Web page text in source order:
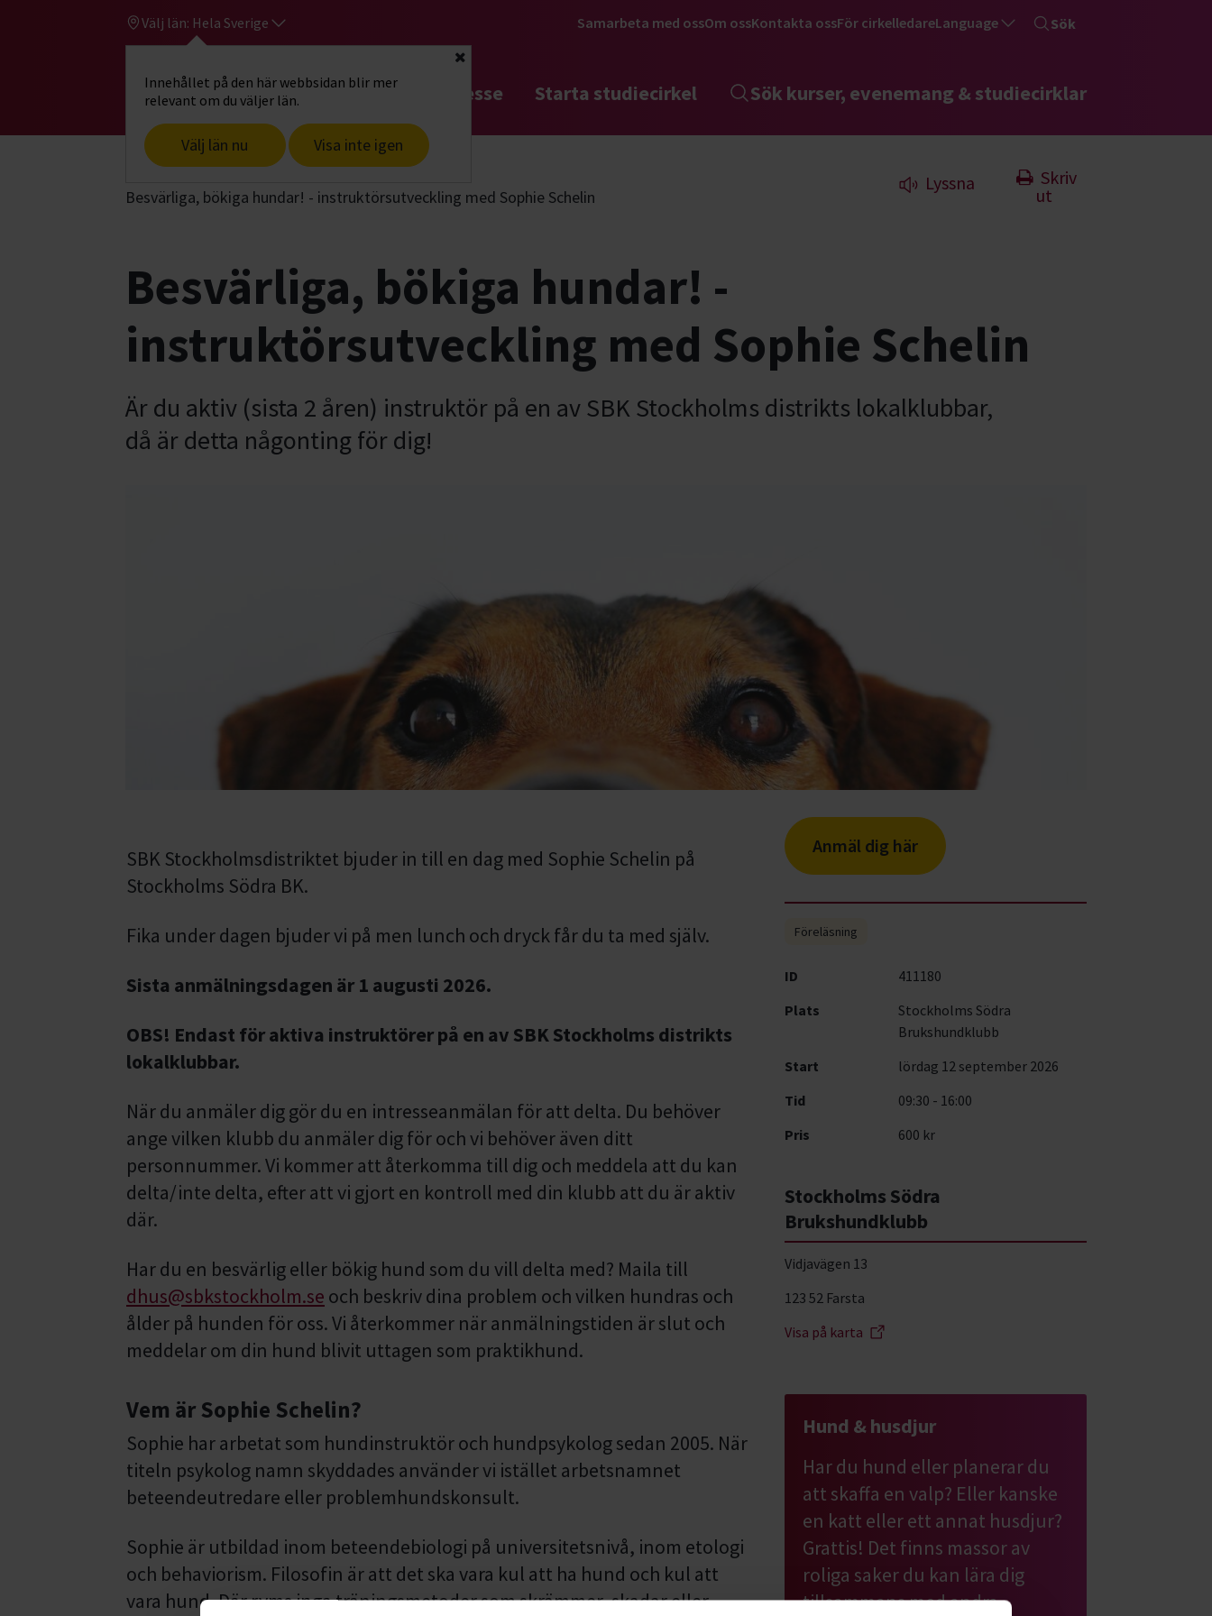
Välj län: Hela Sverige
Innehållet på den här webbsidan blir mer
relevant om du väljer län.
Välj län nu Visa inte igen
Stäng
Samarbeta med ossOm ossKontakta ossFör cirkelledareLanguage Sök
Gå till studiefrämjandets startsidaHitta intresse Starta studiecirkel Sök kurser, evenemang & studiecirklar
Start Hitta intresse
Hund & husdjur
Besvärliga, bökiga hundar! - instruktörsutveckling med Sophie Schelin
Lyssna
Skriv
ut
Besvärliga, bökiga hundar! -
instruktörsutveckling med Sophie Schelin
Är du aktiv (sista 2 åren) instruktör på en av SBK Stockholms distrikts lokalklubbar,
då är detta någonting för dig!
SBK Stockholmsdistriktet bjuder in till en dag med Sophie Schelin på
Stockholms Södra BK.
Fika under dagen bjuder vi på men lunch och dryck får du ta med själv.
Sista anmälningsdagen är 1 augusti 2026.
OBS! Endast för aktiva instruktörer på en av SBK Stockholms distrikts
lokalklubbar.
När du anmäler dig gör du en intresseanmälan för att delta. Du behöver
ange vilken klubb du anmäler dig för och vi behöver även ditt
personnummer. Vi kommer att återkomma till dig och meddela att du kan
delta/inte delta, efter att vi gjort en kontroll med din klubb att du är aktiv
där.
Har du en besvärlig eller bökig hund som du vill delta med? Maila till
dhus@sbkstockholm.se och beskriv dina problem och vilken hundras och
ålder på hunden för oss. Vi återkommer när anmälningstiden är slut och
meddelar om din hund blivit uttagen som praktikhund.
Vem är Sophie Schelin?
Sophie har arbetat som hundinstruktör och hundpsykolog sedan 2005. När
titeln psykolog namn skyddades använder vi istället arbetsnamnet
beteendeutredare eller problemhundskonsult.
Sophie är utbildad inom beteendebiologi på universitetsnivå, inom etologi
och behaviorism. Filosofin är att det ska vara kul att ha hund och kul att
vara hund. Där ryms inga träningsmetoder som skrämmer, skadar eller
Anmäl dig här
Föreläsning
ID
411180
Plats
Stockholms Södra
Brukshundklubb
Start
lördag 12 september 2026
Tid
09:30 - 16:00
Pris
600 kr
Stockholms Södra
Brukshundklubb
Vidjavägen 13
123 52 Farsta
Visa på karta
Hund & husdjur
Har du hund eller planerar du
att skaffa en valp? Eller kanske
en katt eller ett annat husdjur?
Grattis! Det finns massor av
roliga saker du kan lära dig
tillsammans med andra